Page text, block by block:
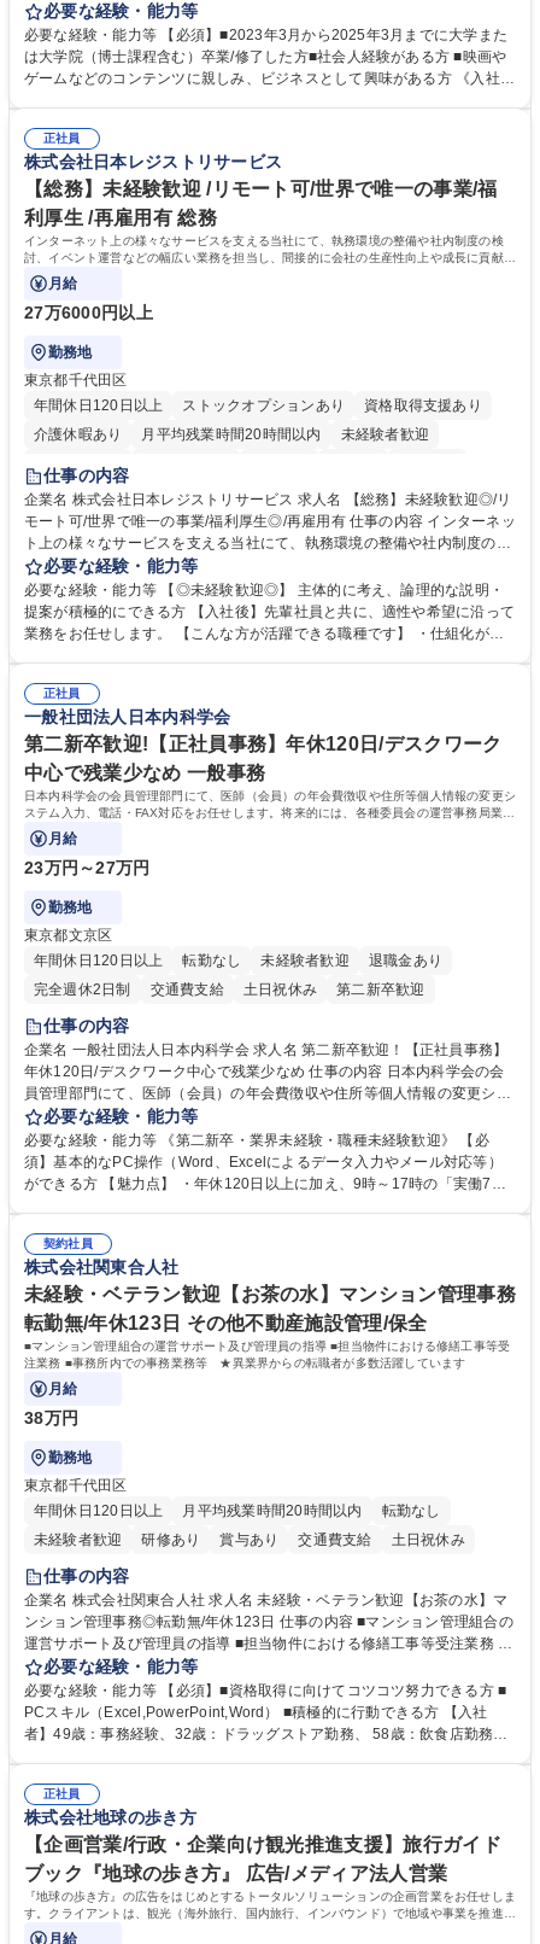
しているか悩んでいる方が対象となります！ 総合職（プランナー/データ
アナリストなど）、技術職（開発エンジニ ア/インフラエンジニアな
ど）、デザイン職（デザイナー/イラストレ ーターなど）等から、面接で
ご希望と適正にマッチしたポジションをご案内いたします。ゲームやエン
のご応募をお待ちしております。 募集職種 【第二新卒オープンポジショ
ン】業界未経験歓迎/自社ゲーム/WEB面接
必要な経験・能力等
必要な経験・能力等 【必須】■2023年3月から2025年3月までに大学また
は大学院（博士課程含む）卒業/修了した方■社会人経験がある方 ■映画や
ゲームなどのコンテンツに親しみ、ビジネスとして興味がある方 《入社実
正社員
株式会社日本レジストリサービス
【総務】未経験歓迎 /リモート可/世界で唯一の事業/福
利厚生 /再雇用有 総務
インターネット上の様々なサービスを支える当社にて、執務環境の整備や社内制度の検
討、イベント運営などの幅広い業務を担当し、間接的に会社の生産性向上や成長に貢献し
ている部署です。
月給
27万6000円以上
勤務地
東京都千代田区
年間休日120日以上
ストックオプションあり
資格取得支援あり
介護休暇あり
月平均残業時間20時間以内
未経験者歓迎
住宅手当あり
完全週休2日制
交通費支給 駅近5分以内 土日祝休み 服装自由
仕事の内容
企業名 株式会社日本レジストリサービス 求人名 【総務】未経験歓迎◎/リ
モート可/世界で唯一の事業/福利厚生◎/再雇用有 仕事の内容 インターネッ
ト上の様々なサービスを支える当社にて、執務環境の整備や社内制度の検
討、イベント運営などの幅広い業務を担当し、間接的に会社の生産性向上
や成長に貢献している部署です。 会社の全メンバーが安心して長く成果を
発揮できる環境を整えるために、毎日のメンテナンスや維持管理に加え、
新たな施策検討を積極的に行っていただき、会社全体を巻き込み課題解決
幅広い業務の体得が可能で、多様なキャリアパスを描くことも可能です。
募集職種 【総務】未経験歓迎◎/リモート可/世界で唯一の事業/福利厚生◎/
再雇用有
必要な経験・能力等
必要な経験・能力等 【◎未経験歓迎◎】 主体的に考え、論理的な説明・
提案が積極的にできる方 【入社後】先輩社員と共に、適性や希望に沿って
業務をお任せします。 【こんな方が活躍できる職種です】 ・仕組化が好
対処できる・新しいことに興味関心がある 【魅力】■自己啓発支援：資格
取得や通信教育など費用の80%（年間25万円まで）を補助 ■住宅手当：家
賃の50%（月額7万円まで）を補助 学歴・資格 学歴：大学院 大学 語学
力： 資格：
正社員
一般社団法人日本内科学会
第二新卒歓迎!【正社員事務】年休120日/デスクワーク
中心で残業少なめ 一般事務
日本内科学会の会員管理部門にて、医師（会員）の年会費徴収や住所等個人情報の変更シ
ステム入力、電話・FAX対応をお任せします。将来的には、各種委員会の運営事務局業務
などにも幅広く携わっていただきます。
月給
23万円～27万円
勤務地
東京都文京区
年間休日120日以上
転勤なし 未経験者歓迎
退職金あり
完全週休2日制
交通費支給 土日祝休み 第二新卒歓迎
仕事の内容
企業名 一般社団法人日本内科学会 求人名 第二新卒歓迎！【正社員事務】
年休120日/デスクワーク中心で残業少なめ 仕事の内容 日本内科学会の会
員管理部門にて、医師（会員）の年会費徴収や住所等個人情報の変更シス
テム入力、電話・FAX対応をお任せします。将来的には、各種委員会の運
営事務局業務などにも幅広く携わっていただきます。 【会員管理・データ
入力業務】 ・医師（会員）の住所変更、個人情報のシステム登録・更新
・年会費の徴収管理や入金データの照合確認 【問い合わせ対応】 ・会員
年休120日/デスクワーク中心で残業少なめ
必要な経験・能力等
必要な経験・能力等 《第二新卒・業界未経験・職種未経験歓迎》 【必
須】基本的なPC操作（Word、Excelによるデータ入力やメール対応等）
ができる方 【魅力点】 ・年休120日以上に加え、9時～17時の「実働7時
整、資料作成、当日の運営サポート 学歴・資格 学歴：大学院 大学 語学
力： 資格：
契約社員
株式会社関東合人社
未経験・ベテラン歓迎【お茶の水】マンション管理事務
転勤無/年休123日 その他不動産施設管理/保全
■マンション管理組合の運営サポート及び管理員の指導 ■担当物件における修繕工事等受
注業務 ■事務所内での事務業務等 ★異業界からの転職者が多数活躍しています
月給
38万円
勤務地
東京都千代田区
年間休日120日以上
月平均残業時間20時間以内
転勤なし
未経験者歓迎
研修あり 賞与あり 交通費支給 土日祝休み
仕事の内容
企業名 株式会社関東合人社 求人名 未経験・ベテラン歓迎【お茶の水】マ
ンション管理事務◎転勤無/年休123日 仕事の内容 ■マンション管理組合の
運営サポート及び管理員の指導 ■担当物件における修繕工事等受注業務 ■
事務所内での事務業務等 ★異業界からの転職者が多数活躍しています
【年収補足】532万円 ＋別途インセンティヴで平均約100万円/年（昨年度
実績） ＋管理業務主任者資格手当50,000円/月 ★親会社である株式会社合
人社計画研究所社のグループ会社として、質の高いサービスと適性価格を
無/年休123日
必要な経験・能力等
必要な経験・能力等 【必須】■資格取得に向けてコツコツ努力できる方 ■
PCスキル（Excel,PowerPoint,Word） ■積極的に行動できる方 【入社
者】49歳：事務経験、32歳：ドラッグストア勤務、 58歳：飲食店勤務
得出来ております！ 【魅力】■フレックス制度、未経験からでも下限年収
を一律支給！ ■管理業務主任者資格取得後には50,000円/月の手当あり！
学歴・資格 学歴：大学院 大学 高専 短大 専修学校 高校 語学力： 資格：第
一種運転免許普通自動車
正社員
株式会社地球の歩き方
【企画営業/行政・企業向け観光推進支援】旅行ガイド
ブック『地球の歩き方』 広告/メディア法人営業
『地球の歩き方』の広告をはじめとするトータルソリューションの企画営業をお任せしま
す。クライアントは、観光（海外旅行、国内旅行、インバウンド）で地域や事業を推進し
たい国内外の行政や企業です。
月給